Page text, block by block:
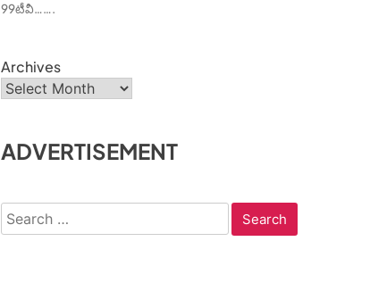
99టీవీ…….
Archives
ADVERTISEMENT
Search
for: